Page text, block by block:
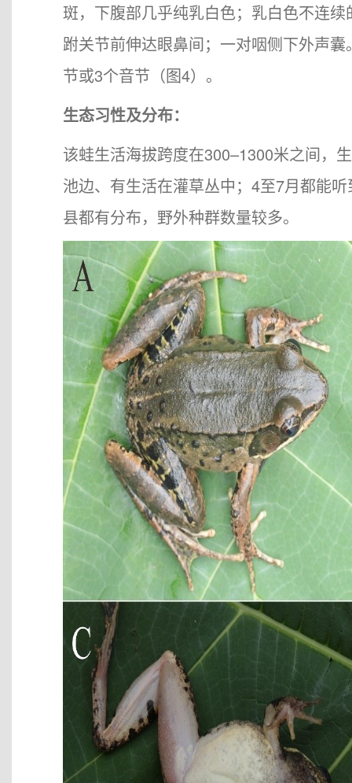
斑，下腹部几乎纯乳白色；乳白色不连
跗关节前伸达眼鼻间；一对咽侧下外声
节或3个音节（图4）。
生态习性及分布：
该蛙生活海拔跨度在300–1300米之间，
池边、有生活在灌草丛中；4至7月都能
县都有分布，野外种群数量较多。